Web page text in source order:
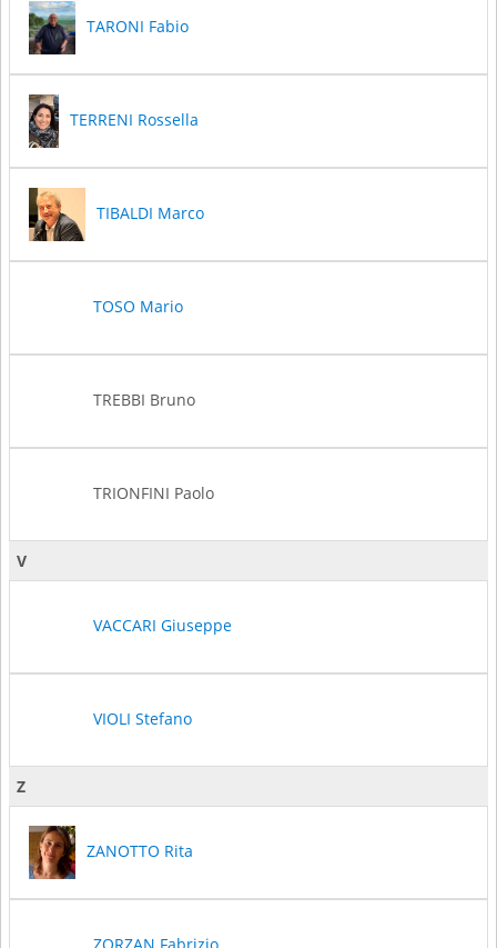
TARONI Fabio
TERRENI Rossella
TIBALDI Marco
TOSO Mario
TREBBI Bruno
TRIONFINI Paolo
V
VACCARI Giuseppe
VIOLI Stefano
Z
ZANOTTO Rita